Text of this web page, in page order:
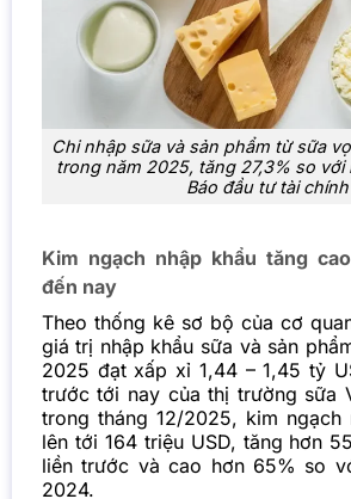
Chi nhập sữa và sản phẩm từ sữa
trong năm 2025, tăng 27,3% so với
Báo đầu tư tài chính
Kim ngạch nhập khẩu tăng
đến nay
Theo thống kê sơ bộ của cơ
giá trị nhập khẩu sữa và sản
2025 đạt xấp xỉ 1,44 – 1,45 tỷ
trước tới nay của thị trường sữa
trong tháng 12/2025, kim ngạch
lên tới 164 triệu USD, tăng hơn
liền trước và cao hơn 65% so
2024.